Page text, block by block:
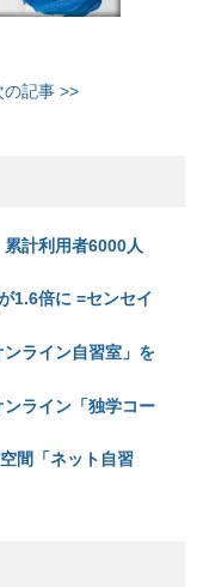
の記事 >>
累計利用者6000人
1.6倍に =センセイ
ライン自習室」を
ライン「独学コー
間「ネット自習